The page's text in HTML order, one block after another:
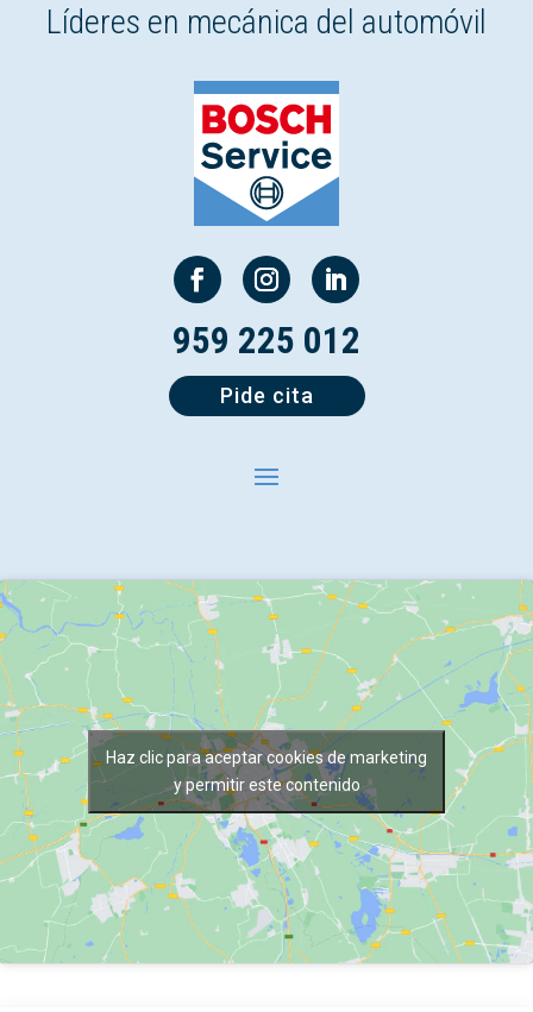
Líderes en mecánica del automóvil
959 225 012
Pide cita
Haz clic para aceptar cookies de marketing
y permitir este contenido